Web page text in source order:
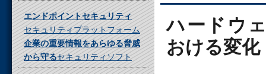
エンドポイントセキュリティ
セキュリティプラットフォーム
企業の重要情報をあらゆる脅威
から守るセキュリティソフト
ハードウ
おける変化